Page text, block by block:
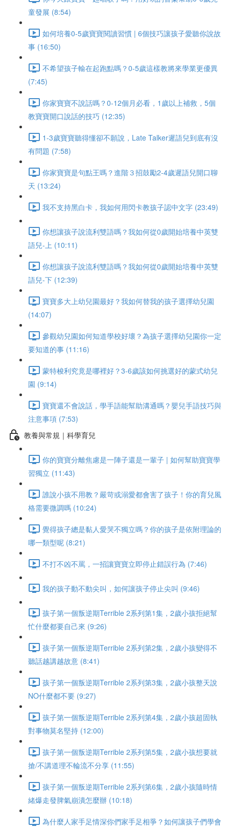
童發展 (8:54)
如何培養0-5歲寶寶閱讀習慣 | 6個技巧讓孩子愛聽你說故
事 (16:50)
不希望孩子輸在起跑點嗎？0-5歲這樣教將來學業更優異
(7:45)
你家寶寶不說話嗎？0-12個月必看，1歲以上補救，5個
教寶寶開口說話的技巧 (12:35)
1-3歲寶寶聽得懂卻不願說，Late Talker遲語兒到底有沒
有問題 (7:58)
你家寶寶是句點王嗎？進階３招鼓勵2-4歲遲語兒開口聊
天 (13:24)
我不支持黑白卡，我如何用閃卡教孩子認中文字 (23:49)
你想讓孩子說流利雙語嗎？我如何從0歲開始培養中英雙
語兒-上 (10:11)
你想讓孩子說流利雙語嗎？我如何從0歲開始培養中英雙
語兒-下 (12:39)
寶寶多大上幼兒園最好？我如何替我的孩子選擇幼兒園
(14:07)
參觀幼兒園如何知道學校好壞？為孩子選擇幼兒園你一定
要知道的事 (11:16)
蒙特梭利究竟是哪裡好？3-6歲該如何挑選好的蒙式幼兒
園 (9:14)
寶寶還不會說話，學手語能幫助溝通嗎？嬰兒手語技巧與
注意事項 (7:53)
教養與常規｜科學育兒
你的寶寶分離焦慮是一陣子還是一輩子 | 如何幫助寶寶學
習獨立 (11:43)
誰說小孩不用教？嚴苛或溺愛都會害了孩子！你的育兒風
格需要微調嗎 (10:24)
覺得孩子總是黏人愛哭不獨立嗎？你的孩子是依附理論的
哪一類型呢 (8:21)
不打不凶不罵，一招讓寶寶立即停止錯誤行為 (7:46)
我的孩子動不動尖叫，如何讓孩子停止尖叫 (9:46)
孩子第一個叛逆期Terrible 2系列第1集，2歲小孩拒絕幫
忙什麼都要自己來 (9:26)
孩子第一個叛逆期Terrible 2系列第2集，2歲小孩變得不
聽話越講越故意 (8:41)
孩子第一個叛逆期Terrible 2系列第3集，2歲小孩整天說
NO什麼都不要 (9:27)
孩子第一個叛逆期Terrible 2系列第4集，2歲小孩超固執
對事物莫名堅持 (12:00)
孩子第一個叛逆期Terrible 2系列第5集，2歲小孩想要就
搶/不講道理不輪流不分享 (11:55)
孩子第一個叛逆期Terrible 2系列第6集，2歲小孩隨時情
緒爆走發脾氣崩潰怎麼辦 (10:18)
為什麼人家手足情深你們家手足相爭？如何讓孩子們學會